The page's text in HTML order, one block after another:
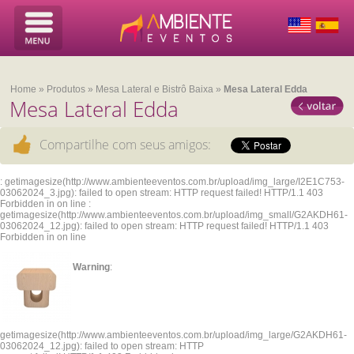
Home » Produtos » Mesa Lateral e Bistrô Baixa » Mesa Lateral Edda
Mesa Lateral Edda
Compartilhe com seus amigos:
: getimagesize(http://www.ambienteeventos.com.br/upload/img_large/I2E1C753-
03062024_3.jpg): failed to open stream: HTTP request failed! HTTP/1.1 403
Forbidden in on line :
getimagesize(http://www.ambienteeventos.com.br/upload/img_small/G2AKDH61-
03062024_12.jpg): failed to open stream: HTTP request failed! HTTP/1.1 403
Forbidden in on line
Warning:
getimagesize(http://www.ambienteeventos.com.br/upload/img_large/G2AKDH61-
03062024_12.jpg): failed to open stream: HTTP